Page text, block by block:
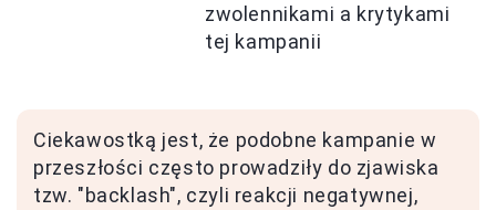
zwolennikami a krytykami
tej kampanii
Ciekawostką jest, że podobne kampanie w
przeszłości często prowadziły do zjawiska
tzw. "backlash", czyli reakcji negatywnej,